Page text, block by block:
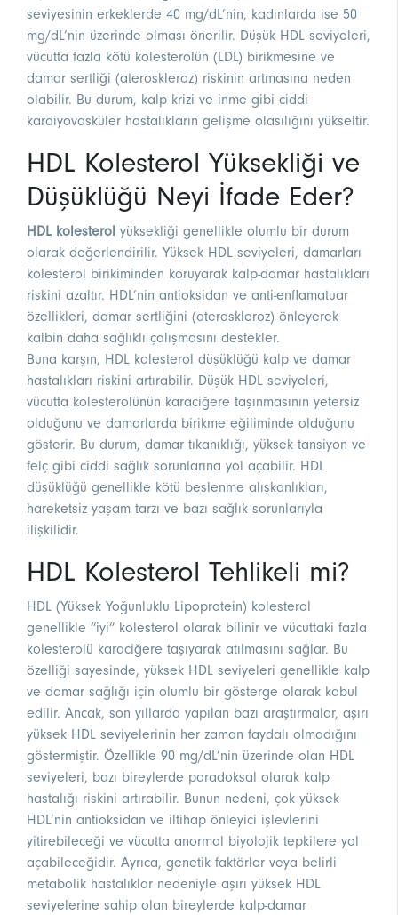
seviyesinin erkeklerde 40 mg/dL’nin, kadınlarda ise 50
mg/dL’nin üzerinde olması önerilir. Düşük HDL seviyeleri,
vücutta fazla kötü kolesterolün (LDL) birikmesine ve
damar sertliği (ateroskleroz) riskinin artmasına neden
olabilir. Bu durum, kalp krizi ve inme gibi ciddi
kardiyovasküler hastalıkların gelişme olasılığını yükseltir.
HDL Kolesterol Yüksekliği ve
Düşüklüğü Neyi İfade Eder?
HDL kolesterol yüksekliği genellikle olumlu bir durum
olarak değerlendirilir. Yüksek HDL seviyeleri, damarları
kolesterol birikiminden koruyarak kalp-damar hastalıkları
riskini azaltır. HDL’nin antioksidan ve anti-enflamatuar
özellikleri, damar sertliğini (ateroskleroz) önleyerek
kalbin daha sağlıklı çalışmasını destekler.
Buna karşın, HDL kolesterol düşüklüğü kalp ve damar
hastalıkları riskini artırabilir. Düşük HDL seviyeleri,
vücutta kolesterolünün karaciğere taşınmasının yetersiz
olduğunu ve damarlarda birikme eğiliminde olduğunu
gösterir. Bu durum, damar tıkanıklığı, yüksek tansiyon ve
felç gibi ciddi sağlık sorunlarına yol açabilir. HDL
düşüklüğü genellikle kötü beslenme alışkanlıkları,
hareketsiz yaşam tarzı ve bazı sağlık sorunlarıyla
ilişkilidir.
HDL Kolesterol Tehlikeli mi?
HDL (Yüksek Yoğunluklu Lipoprotein) kolesterol
genellikle “iyi” kolesterol olarak bilinir ve vücuttaki fazla
kolesterolü karaciğere taşıyarak atılmasını sağlar. Bu
özelliği sayesinde, yüksek HDL seviyeleri genellikle kalp
ve damar sağlığı için olumlu bir gösterge olarak kabul
edilir. Ancak, son yıllarda yapılan bazı araştırmalar, aşırı
yüksek HDL seviyelerinin her zaman faydalı olmadığını
göstermiştir. Özellikle 90 mg/dL’nin üzerinde olan HDL
seviyeleri, bazı bireylerde paradoksal olarak kalp
hastalığı riskini artırabilir. Bunun nedeni, çok yüksek
HDL’nin antioksidan ve iltihap önleyici işlevlerini
yitirebileceği ve vücutta anormal biyolojik tepkilere yol
açabileceğidir. Ayrıca, genetik faktörler veya belirli
metabolik hastalıklar nedeniyle aşırı yüksek HDL
seviyelerine sahip olan bireylerde kalp-damar